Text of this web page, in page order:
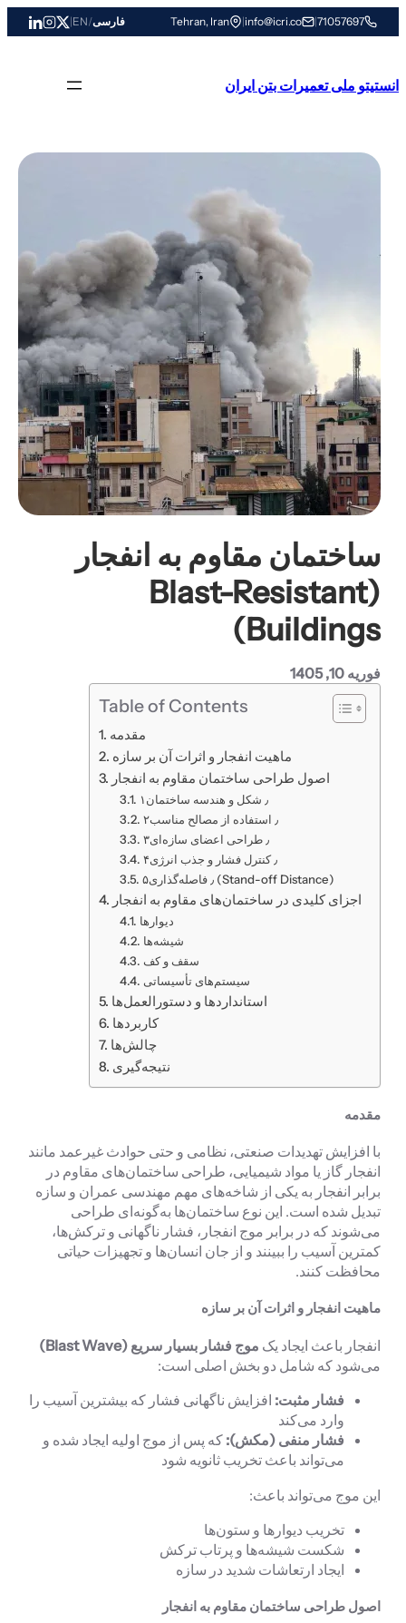
به
71057697
|
info@icri.co
|
Tehran, Iran فارسی/
EN
|
انستیتو ملی تعمیرات بتن ایران
ساختمان مقاوم به انفجار
(Blast-Resistant
Buildings)
فوریه 10, 1405
Table of Contents
مقدمه
ماهیت انفجار و اثرات آن بر سازه
اصول طراحی ساختمان مقاوم به انفجار
۱٫ شکل و هندسه ساختمان
۲٫ استفاده از مصالح مناسب
۳٫ طراحی اعضای سازه‌ای
۴٫ کنترل فشار و جذب انرژی
۵٫ فاصله‌گذاری (Stand-off Distance)
اجزای کلیدی در ساختمان‌های مقاوم به انفجار
دیوارها
شیشه‌ها
سقف و کف
سیستم‌های تأسیساتی
استانداردها و دستورالعمل‌ها
کاربردها
چالش‌ها
نتیجه‌گیری
مقدمه
با افزایش تهدیدات صنعتی، نظامی و حتی حوادث غیرعمد مانند
انفجار گاز یا مواد شیمیایی، طراحی ساختمان‌های مقاوم در
برابر انفجار به یکی از شاخه‌های مهم مهندسی عمران و سازه
تبدیل شده است. این نوع ساختمان‌ها به‌گونه‌ای طراحی
می‌شوند که در برابر موج انفجار، فشار ناگهانی و ترکش‌ها،
کمترین آسیب را ببینند و از جان انسان‌ها و تجهیزات حیاتی
محافظت کنند.
ماهیت انفجار و اثرات آن بر سازه
انفجار باعث ایجاد یک موج فشار بسیار سریع (Blast Wave)
می‌شود که شامل دو بخش اصلی است:
فشار مثبت: افزایش ناگهانی فشار که بیشترین آسیب را
وارد می‌کند
فشار منفی (مکش): که پس از موج اولیه ایجاد شده و
می‌تواند باعث تخریب ثانویه شود
این موج می‌تواند باعث:
تخریب دیوارها و ستون‌ها
شکست شیشه‌ها و پرتاب ترکش
ایجاد ارتعاشات شدید در سازه
اصول طراحی ساختمان مقاوم به انفجار